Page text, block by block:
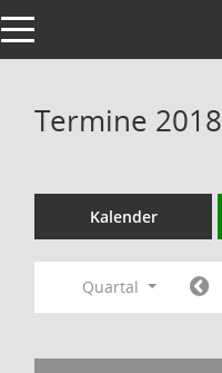
Toggle navigation
Termine 2018
Kalender
Quartal